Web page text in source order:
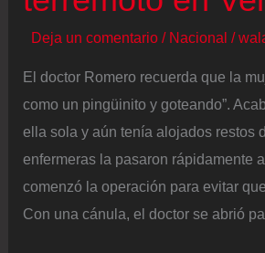
Deja un comentario / Nacional /
El doctor Romero recuerda que la
como un pingüinito y goteando”.
ella sola y aún tenía alojados restos
enfermeras la pasaron rápidamente
comenzó la operación para evitar
Con una cánula, el doctor se abrió